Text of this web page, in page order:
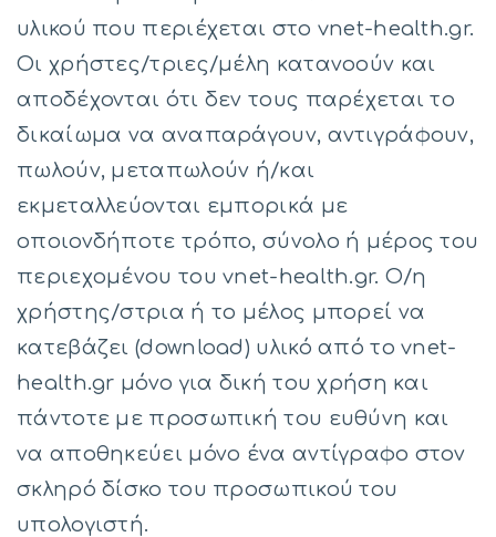
υλικού που περιέχεται στο vnet-health.gr.
Οι χρήστες/τριες/μέλη κατανοούν και
αποδέχονται ότι δεν τους παρέχεται το
δικαίωμα να αναπαράγουν, αντιγράφουν,
πωλούν, μεταπωλούν ή/και
εκμεταλλεύονται εμπορικά με
οποιονδήποτε τρόπο, σύνολο ή μέρος του
περιεχομένου του vnet-health.gr. Ο/η
χρήστης/στρια ή το μέλος μπορεί να
κατεβάζει (download) υλικό από το vnet-
health.gr μόνο για δική του χρήση και
πάντοτε με προσωπική του ευθύνη και
να αποθηκεύει μόνο ένα αντίγραφο στον
σκληρό δίσκο του προσωπικού του
υπολογιστή.